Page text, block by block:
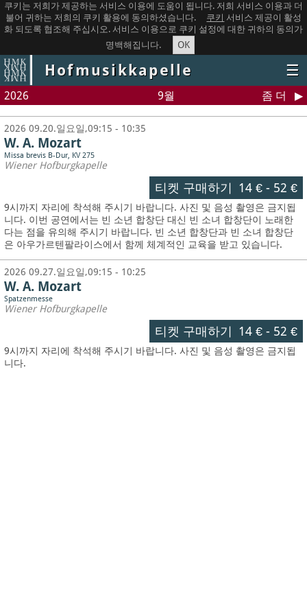
쿠키는 저희가 제공하는 서비스 이용에 도움이 됩니다. 저희 서비스 이용과 더
불어 귀하는 저희의 쿠키 활용에 동의하셨습니다.
쿠키 서비스 제공이 활성
화 되도록 협조해 주십시오. 서비스 이용으로 쿠키 설정에 대한 귀하의 동의가
명백해집니다.
OK
Hofmusikkapelle ☰
2026 9월 좀 더
2026 09.20.일요일,09:15 - 10:35
W. A. Mozart
Missa brevis B-Dur, KV 275
Wiener Hofburgkapelle
티켓 구매하기 14 €- 52 €
9시까지 자리에 착석해 주시기 바랍니다. 사진 및 음성 촬영은 금지됩
니다. 이번 공연에서는 빈 소년 합창단 대신 빈 소녀 합창단이 노래한
다는 점을 유의해 주시기 바랍니다. 빈 소년 합창단과 빈 소녀 합창단
은 아우가르텐팔라이스에서 함께 체계적인 교육을 받고 있습니다.
2026 09.27.일요일,09:15 - 10:25
W. A. Mozart
Spatzenmesse
Wiener Hofburgkapelle
티켓 구매하기 14 €- 52 €
9시까지 자리에 착석해 주시기 바랍니다. 사진 및 음성 촬영은 금지됩
니다.